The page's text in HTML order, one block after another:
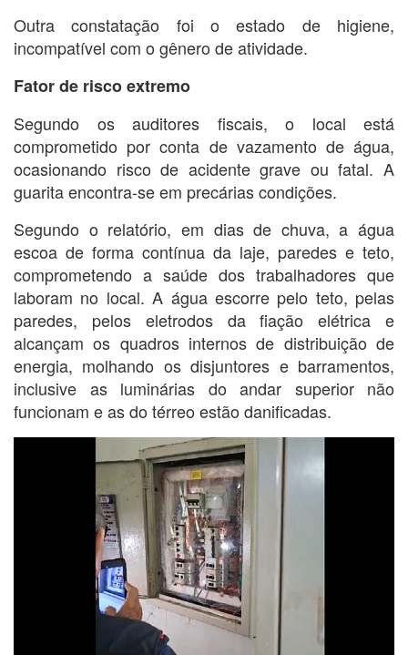
Outra constatação foi o estado de higiene,
incompatível com o gênero de atividade.
Fator de risco extremo
Segundo os auditores fiscais, o local está
comprometido por conta de vazamento de água,
ocasionando risco de acidente grave ou fatal. A
guarita encontra-se em precárias condições.
Segundo o relatório, em dias de chuva, a água
escoa de forma contínua da laje, paredes e teto,
comprometendo a saúde dos trabalhadores que
laboram no local. A água escorre pelo teto, pelas
paredes, pelos eletrodos da fiação elétrica e
alcançam os quadros internos de distribuição de
energia, molhando os disjuntores e barramentos,
inclusive as luminárias do andar superior não
funcionam e as do térreo estão danificadas.